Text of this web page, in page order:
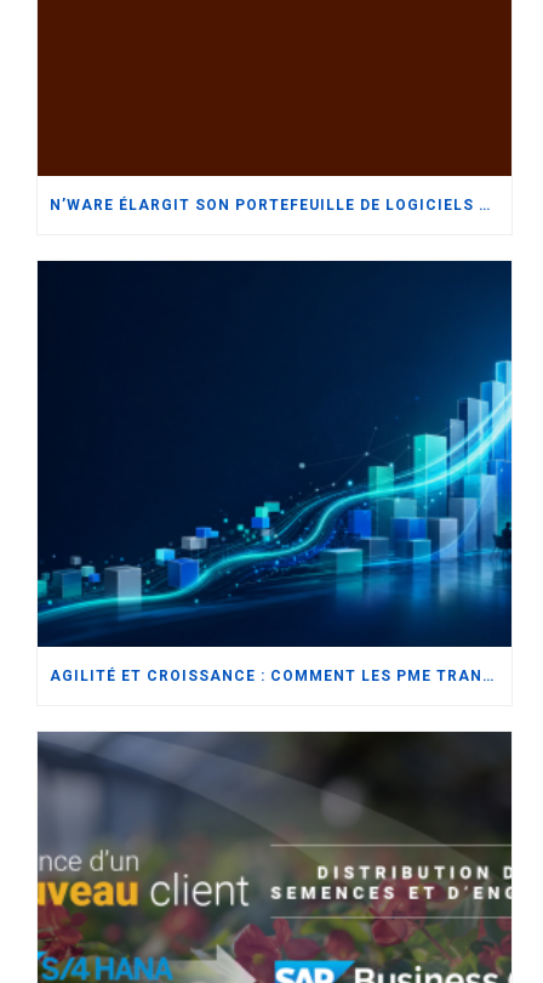
N’WARE ÉLARGIT SON PORTEFEUILLE DE LOGICIELS DE GESTION D’ENTREPRISE AVEC ORACLE NETSUITE TOUT EN RENFORÇANT SON ENGAGEMENT ENVERS SAP BUSINESS ONE
AGILITÉ ET CROISSANCE : COMMENT LES PME TRANSFORMENT L’AVENIR AVEC L’ERP MODERNE ET L’INNOVATION DES PARTENAIRES